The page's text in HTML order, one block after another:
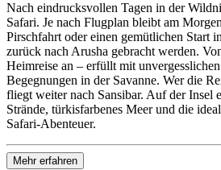
Nach eindrucksvollen Tagen in der
Safari. Je nach Flugplan bleibt am
Pirschfahrt oder einen gemütlichen Start
zurück nach Arusha gebracht werden.
Heimreise an – erfüllt mit
Begegnungen in der Savanne. Wer die
fliegt weiter nach Sansibar. Auf der Insel
Strände, türkisfarbenes Meer und die
Safari-Abenteuer.
Mehr erfahren